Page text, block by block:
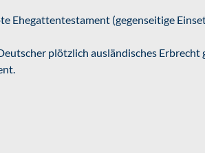
Ehegattentestament (gegenseitige
plötzlich ausländisches